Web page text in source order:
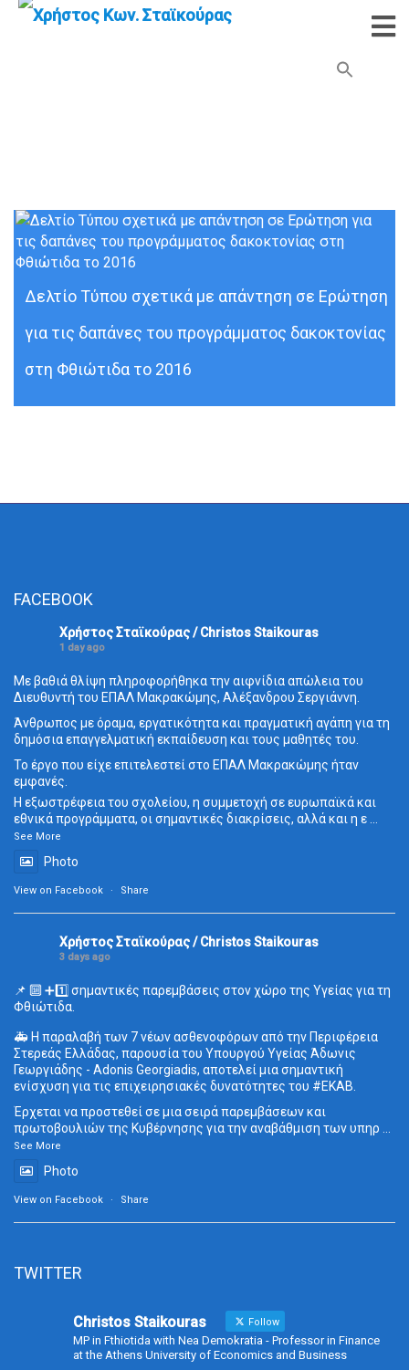
Δελτίο Τύπου σχετικά με απάντηση σε Ερώτηση
για τις δαπάνες του προγράμματος δακοκτονίας
στη Φθιώτιδα το 2016
FACEBOOK
Χρήστος Σταϊκούρας / Christos Staikouras
1 day ago
Με βαθιά θλίψη πληροφορήθηκα την αιφνίδια απώλεια του
Διευθυντή του ΕΠΑΛ Μακρακώμης, Αλέξανδρου Σεργιάννη.
Άνθρωπος με όραμα, εργατικότητα και πραγματική αγάπη για τη
δημόσια επαγγελματική εκπαίδευση και τους μαθητές του.
Το έργο που είχε επιτελεστεί στο ΕΠΑΛ Μακρακώμης ήταν
εμφανές.
Η εξωστρέφεια του σχολείου, η συμμετοχή σε ευρωπαϊκά και
εθνικά προγράμματα, οι σημαντικές διακρίσεις, αλλά και η ε
See More
Photo
View on Facebook · Share
Χρήστος Σταϊκούρας / Christos Staikouras
3 days ago
📌 🔟 ➕1️⃣ σημαντικές παρεμβάσεις στον χώρο της Υγείας για τη
Φθιώτιδα.
🚑 Η παραλαβή των 7 νέων ασθενοφόρων από την Περιφέρεια
Στερεάς Ελλάδας, παρουσία του Υπουργού Υγείας Άδωνις
Γεωργιάδης - Adonis Georgiadis, αποτελεί μια σημαντική
ενίσχυση για τις επιχειρησιακές δυνατότητες του #ΕΚΑΒ
Έρχεται να προστεθεί σε μια σειρά παρεμβάσεων και
πρωτοβουλιών της Κυβέρνησης για την αναβάθμιση των υπηρ
See More
Photo
View on Facebook · Share
TWITTER
Christos Staikouras Follow
MP in Fthiotida with Nea Demokratia - Professor in Finance
at the Athens University of Economics and Business